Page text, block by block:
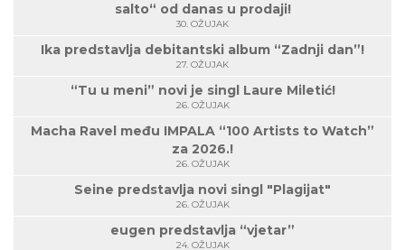
salto“ od danas u prodaji!
30. OŽUJAK
Ika predstavlja debitantski album “Zadnji dan”!
27. OŽUJAK
“Tu u meni” novi je singl Laure Miletić!
26. OŽUJAK
Macha Ravel među IMPALA “100 Artists to Watch”
za 2026.!
26. OŽUJAK
Seine predstavlja novi singl "Plagijat"
26. OŽUJAK
eugen predstavlja “vjetar”
24. OŽUJAK